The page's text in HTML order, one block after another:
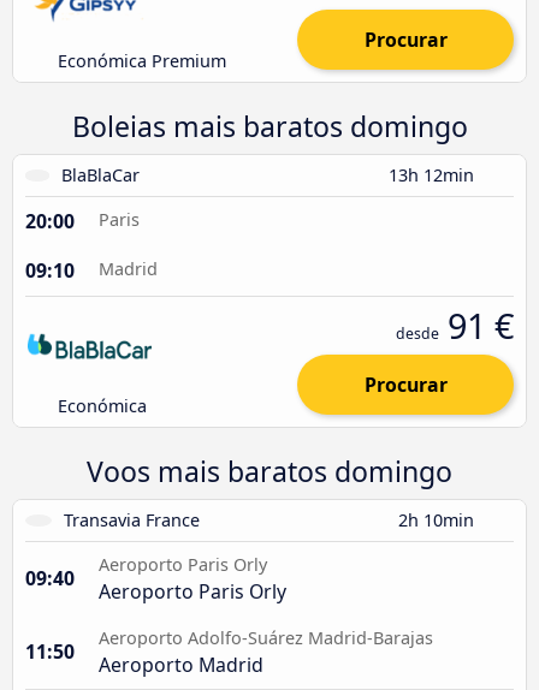
Económica Premium
Procurar
Boleias mais baratos domingo
BlaBlaCar 13h 12min
20:00 Paris
09:10 Madrid
Económica
desde 91 €
Procurar
Voos mais baratos domingo
Transavia France 2h 10min
09:40
Aeroporto Paris Orly
Aeroporto Paris Orly
11:50
Aeroporto Adolfo-Suárez Madrid-Barajas
Aeroporto Madrid